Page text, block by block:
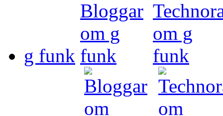
g funk